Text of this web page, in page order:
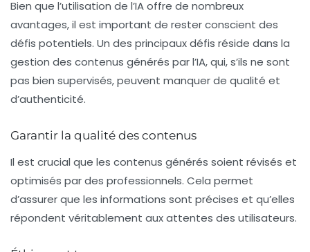
Bien que l’utilisation de l’IA offre de nombreux
avantages, il est important de rester conscient des
défis potentiels. Un des principaux défis réside dans la
gestion des contenus générés par l’IA, qui, s’ils ne sont
pas bien supervisés, peuvent manquer de qualité et
d’authenticité.
Garantir la qualité des contenus
Il est crucial que les contenus générés soient révisés et
optimisés par des professionnels. Cela permet
d’assurer que les informations sont précises et qu’elles
répondent véritablement aux attentes des utilisateurs.